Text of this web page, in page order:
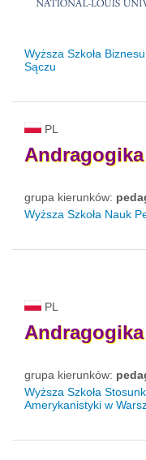
Wyższa Szkoła
Sączu
PL
Andragogika
grupa kierunków:
Wyższa Szkoła Nauk
PL
Andragogika
grupa kierunków:
Wyższa Szkoła
Amerykanistyki w